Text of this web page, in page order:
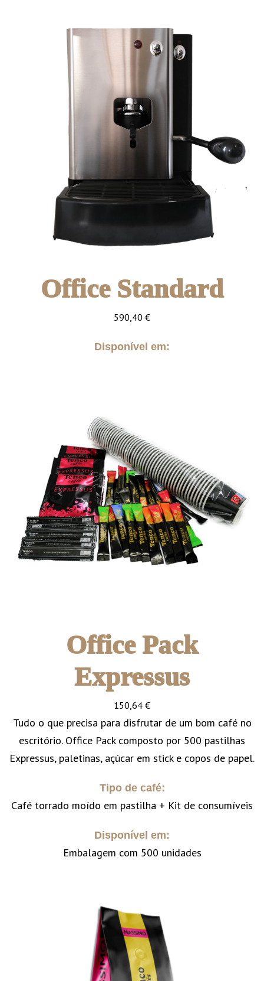
Office Standard
590,40 €
Disponível em:
Office Pack
Expressus
150,64 €
Tudo o que precisa para disfrutar de um bom café no
escritório. Office Pack composto por 500 pastilhas
Expressus, paletinas, açúcar em stick e copos de papel.
Tipo de café:
Café torrado moído em pastilha + Kit de consumíveis
Disponível em:
Embalagem com 500 unidades